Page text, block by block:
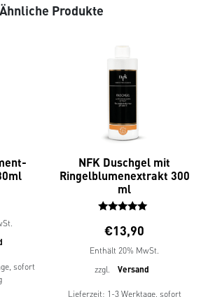
Ähnliche Produkte
sofort
NFK Duschgel mit
Ringelblumenextrakt 300
ml
Bewertet
mit
5.00
von 5
€13,90
Enthält 20% MwSt.
zzgl.
Versand
Lieferzeit: 1-3 Werktage, sofort